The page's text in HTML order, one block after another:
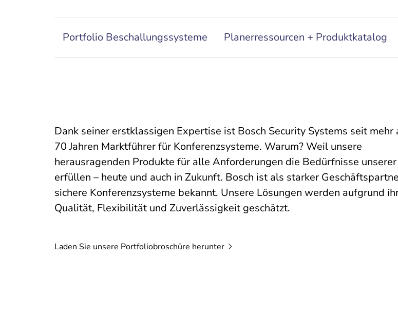
Portfolio Beschallungssysteme Planerressourcen + Produktkatalog
Dank seiner erstklassigen Expertise ist Bosch Security Systems seit mehr
70 Jahren Marktführer für Konferenzsysteme. Warum? Weil unsere
herausragenden Produkte für alle Anforderungen die Bedürfnisse
erfüllen – heute und auch in Zukunft. Bosch ist als starker
sichere Konferenzsysteme bekannt. Unsere Lösungen werden aufgrund
Qualität, Flexibilität und Zuverlässigkeit geschätzt.
Laden Sie unsere Portfoliobroschüre herunter